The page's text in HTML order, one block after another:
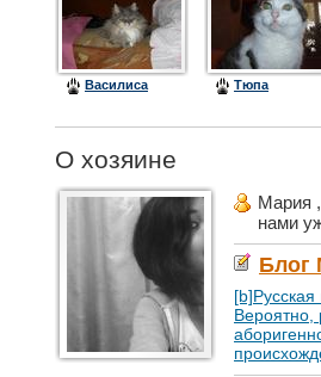
Василиса Тюпа
О хозяине
Мария
нами
Блог
Вероятно,